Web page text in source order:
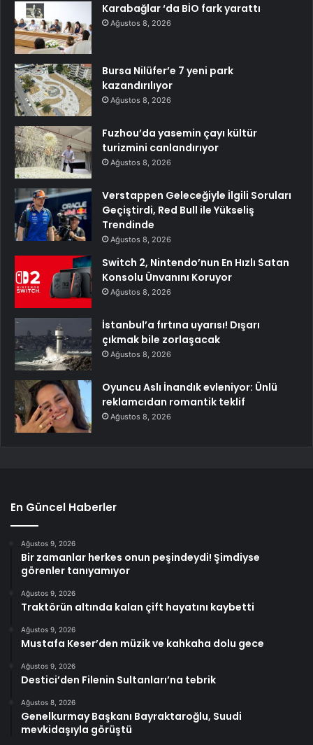
Karabağlar ‘da BİO fark yarattı
Ağustos 8, 2026
Bursa Nilüfer’e 7 yeni park
kazandırılıyor
Ağustos 8, 2026
Fuzhou’da yasemin çayı kültür
turizmini canlandırıyor
Ağustos 8, 2026
Verstappen Geleceğiyle İlgili Soruları
Geçiştirdi, Red Bull ile Yükseliş
Trendinde
Ağustos 8, 2026
Switch 2, Nintendo’nun En Hızlı Satan
Konsolu Ünvanını Koruyor
Ağustos 8, 2026
İstanbul’a fırtına uyarısı! Dışarı
çıkmak bile zorlaşacak
Ağustos 8, 2026
Oyuncu Aslı İnandık evleniyor: Ünlü
reklamcıdan romantik teklif
Ağustos 8, 2026
En Güncel Haberler
Ağustos 9, 2026
Bir zamanlar herkes onun peşindeydi! Şimdiyse
görenler tanıyamıyor
Ağustos 9, 2026
Traktörün altında kalan çift hayatını kaybetti
Ağustos 9, 2026
Mustafa Keser’den müzik ve kahkaha dolu gece
Ağustos 9, 2026
Destici’den Filenin Sultanları’na tebrik
Ağustos 8, 2026
Genelkurmay Başkanı Bayraktaroğlu, Suudi
mevkidaşıyla görüştü